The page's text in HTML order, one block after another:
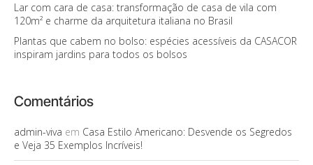
Lar com cara de casa: transformação de casa de vila com
120m² e charme da arquitetura italiana no Brasil
Plantas que cabem no bolso: espécies acessíveis da CASACOR
inspiram jardins para todos os bolsos
Comentários
admin-viva em Casa Estilo Americano: Desvende os Segredos
e Veja 35 Exemplos Incríveis!